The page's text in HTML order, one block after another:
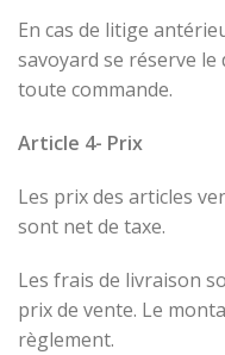
En cas de litige
savoyard se réserve
toute commande.
Article 4- Prix
Les prix des articles
sont net de taxe.
Les frais de livraison
prix de vente. Le
règlement.